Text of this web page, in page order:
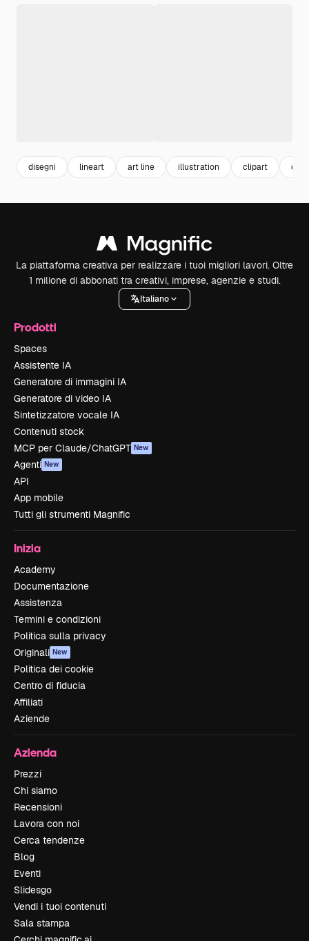
disegni lineart art line illustration clipart
La piattaforma creativa per realizzare i tuoi migliori lavori. Oltre
1 milione di abbonati tra creativi, imprese, agenzie e studi.
Italiano
Prodotti
Spaces
Assistente IA
Generatore di immagini IA
Generatore di video IA
Sintetizzatore vocale IA
Contenuti stock
MCP per Claude/ChatGPT New
Agenti New
API
App mobile
Tutti gli strumenti Magnific
Inizia
Academy
Documentazione
Assistenza
Termini e condizioni
Politica sulla privacy
Originali New
Politica dei cookie
Centro di fiducia
Affiliati
Aziende
Azienda
Prezzi
Chi siamo
Recensioni
Lavora con noi
Cerca tendenze
Blog
Eventi
Slidesgo
Vendi i tuoi contenuti
Sala stampa